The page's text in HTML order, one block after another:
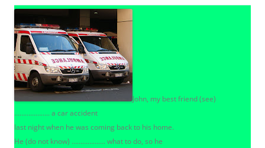
John, my best friend (see)
……………….. a car accident
last night when he was coming back to his home.
He (do not know) ………………. what to do, so he